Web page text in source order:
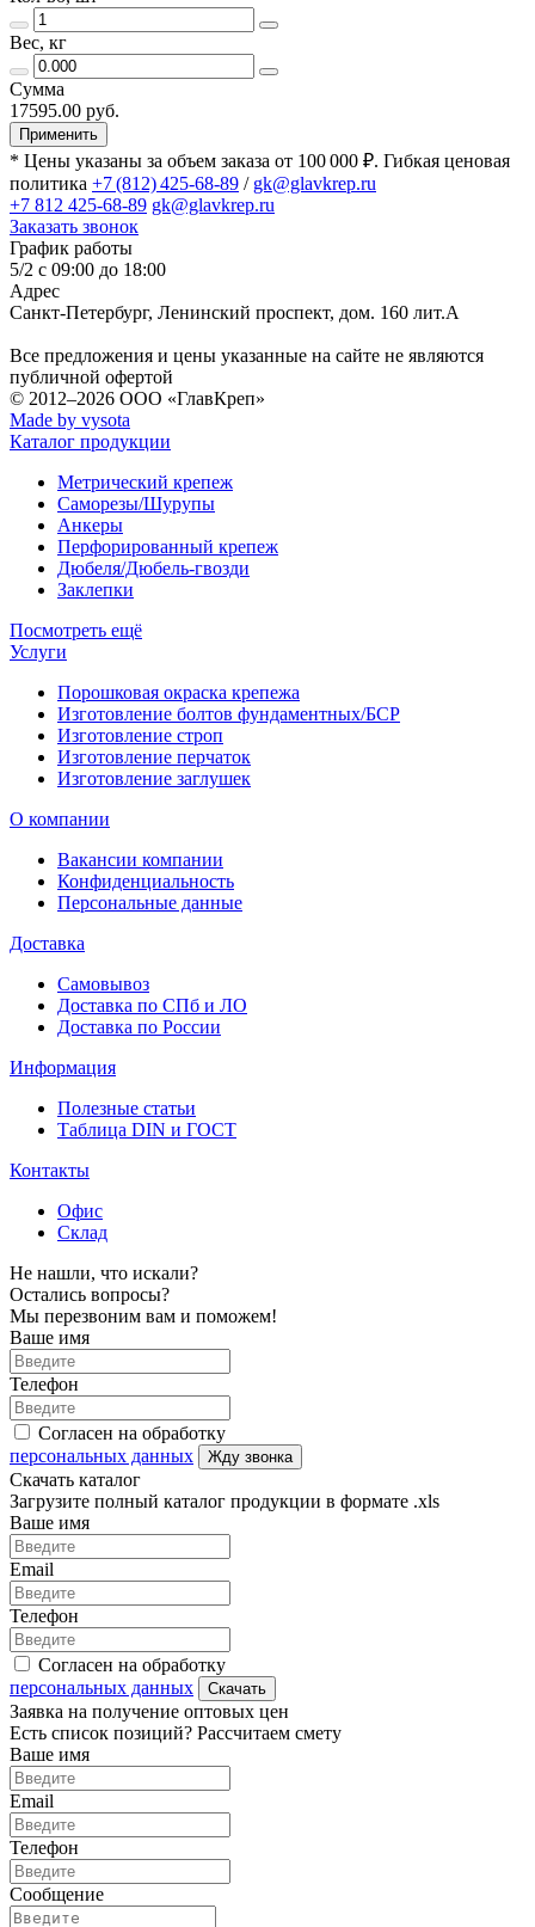
Вес, кг
Сумма
17595.00 руб.
Применить
* Цены указаны за объем заказа от 100 000 ₽. Гибкая ценовая
политика +7 (812) 425-68-89 / gk@glavkrep.ru
+7 812 425-68-89 gk@glavkrep.ru
Заказать звонок
График работы
5/2 с 09:00 до 18:00
Адрес
Санкт-Петербург, Ленинский проспект, дом. 160 лит.А
Все предложения и цены указанные на сайте не являются
публичной офертой
© 2012–2026 ООО «ГлавКреп»
Made by vysota
Каталог продукции
Метрический крепеж
Саморезы/Шурупы
Анкеры
Перфорированный крепеж
Дюбеля/Дюбель-гвозди
Заклепки
Посмотреть ещё
Услуги
Порошковая окраска крепежа
Изготовление болтов фундаментных/БСР
Изготовление строп
Изготовление перчаток
Изготовление заглушек
О компании
Вакансии компании
Конфиденциальность
Персональные данные
Доставка
Самовывоз
Доставка по СПб и ЛО
Доставка по России
Информация
Полезные статьи
Таблица DIN и ГОСТ
Контакты
Офис
Склад
Не нашли, что искали?
Остались вопросы?
Мы перезвоним вам и поможем!
Ваше имя
Телефон
Согласен на обработку
персональных данных
Жду звонка
Скачать каталог
Загрузите полный каталог продукции в формате .xls
Ваше имя
Email
Телефон
Согласен на обработку
персональных данных
Скачать
Заявка на получение оптовых цен
Есть список позиций? Рассчитаем смету
Ваше имя
Email
Телефон
Сообщение